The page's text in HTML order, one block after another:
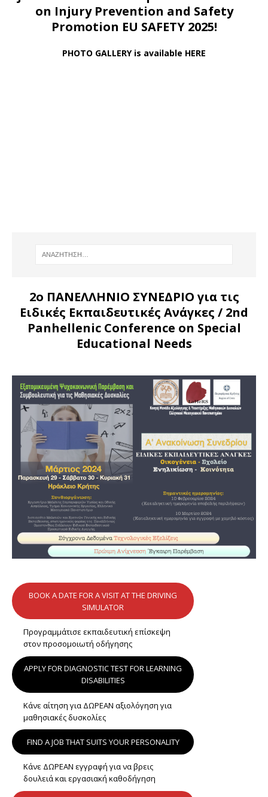
on Injury Prevention and Safety
Promotion EU SAFETY 2025!
PHOTO GALLERY is available HERE
2ο ΠΑΝΕΛΛΗΝΙΟ ΣΥΝΕΔΡΙΟ για τις
Ειδικές Εκπαιδευτικές Ανάγκες / 2nd
Panhellenic Conference on Special
Educational Needs
BOOK A DATE FOR A VISIT AT THE DRIVING
SIMULATOR
Προγραμμάτισε εκπαιδευτική επίσκεψη
στον προσομοιωτή οδήγησης
APPLY FOR DIAGNOSTIC TEST FOR LEARNING
DISABILITIES
Κάνε αίτηση για ΔΩΡΕΑΝ αξιολόγηση για
μαθησιακές δυσκολίες
FIND A JOB THAT SUITS YOUR PERSONALITY
Κάνε ΔΩΡΕΑΝ εγγραφή για να βρεις
δουλειά και εργασιακή καθοδήγηση